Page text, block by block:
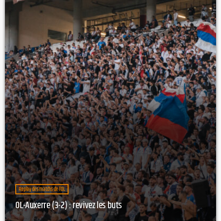
Replay des matchs de l’OL
OL-Auxerre (3-2) : revivez les buts